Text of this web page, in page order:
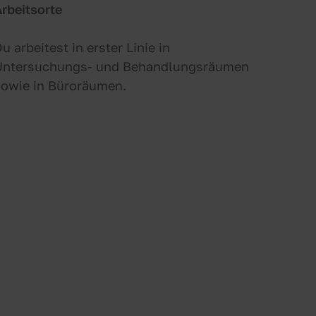
arbeitest in erster Linie in
und Behandlungsräumen
in Büroräumen.